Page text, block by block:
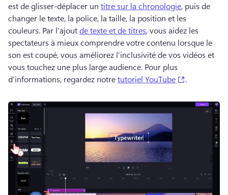
est de glisser-déplacer un titre sur la chronologie, puis de
changer le texte, la police, la taille, la position et les
couleurs. Par l’ajout de texte et de titres, vous aidez les
spectateurs à mieux comprendre votre contenu lorsque le
son est coupé, vous améliorez l’inclusivité de vos vidéos et
vous touchez une plus large audience. Pour plus
d’informations, regardez notre tutoriel YouTube .